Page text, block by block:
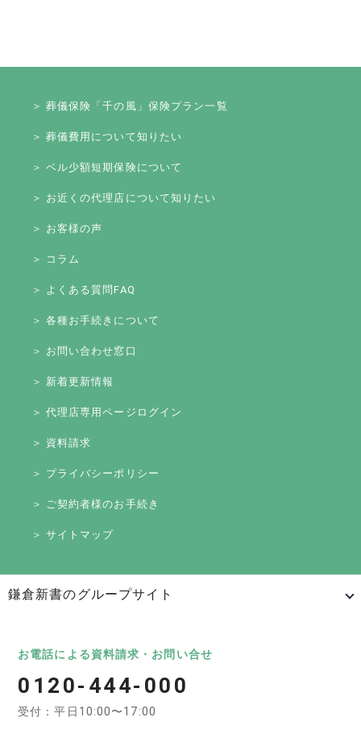
＞ 葬儀保険「千の風」保険プラン一覧
＞ 葬儀費用について知りたい
＞ ベル少額短期保険について
＞ お近くの代理店について知りたい
＞ お客様の声
＞ コラム
＞ よくある質問FAQ
＞ 各種お手続きについて
＞ お問い合わせ窓口
＞ 新着更新情報
＞ 代理店専用ページログイン
＞ 資料請求
＞ プライバシーポリシー
＞ ご契約者様のお手続き
＞ サイトマップ
鎌倉新書のグループサイト
いいお墓 Life.（ライフドット） いいお墓-永代供養墓版
いいお墓-ペット霊園版 樹木葬なび
寺院墓地.com 優良墓石・石材店ガイド
お電話による資料請求・お問い合せ
0120-444-000
受付：平日10:00〜17:00